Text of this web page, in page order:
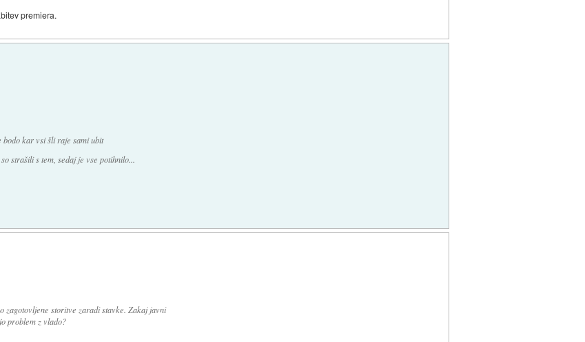
premiera.
kar vsi šli raje sami ubit
strašili s tem, sedaj je vse potihnilo...
zagotovljene storitve zaradi stavke. Zakaj javni
problem z vlado?